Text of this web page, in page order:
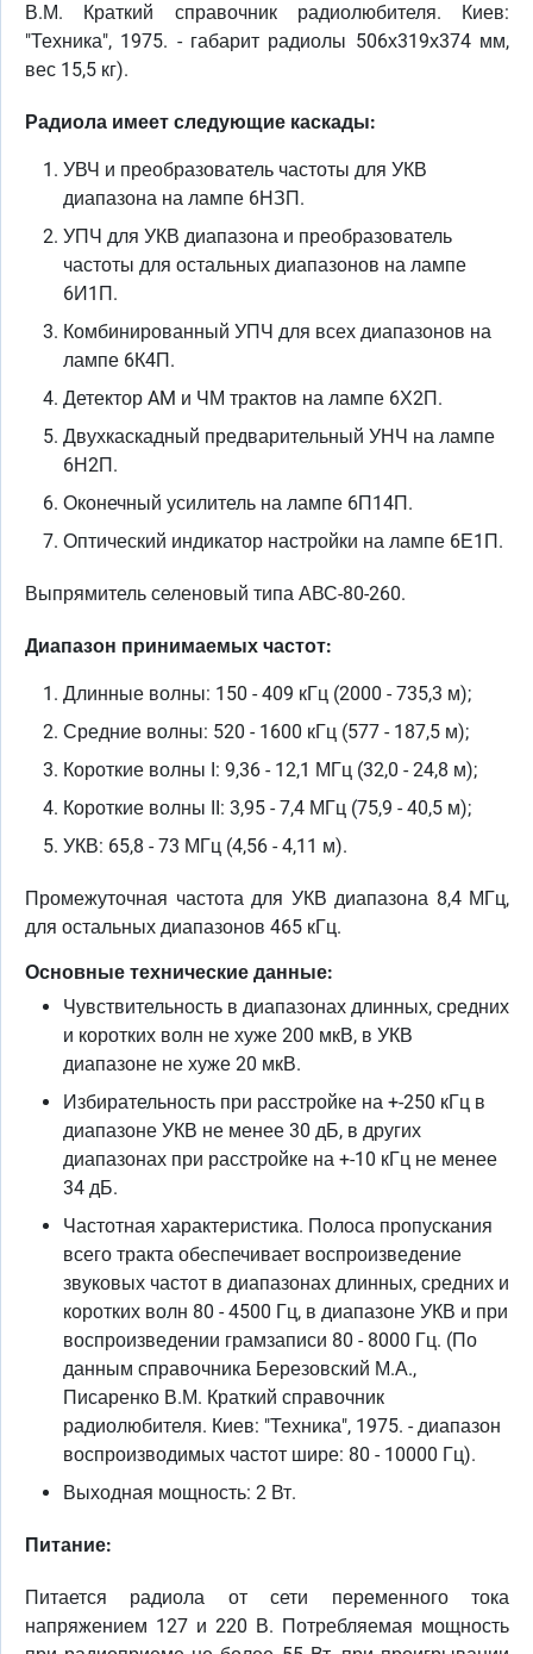
В.М. Краткий справочник радиолюбителя. Киев:
"Техника", 1975. - габарит радиолы 506х319х374 мм,
вес 15,5 кг).
Радиола имеет следующие каскады:
УВЧ и преобразователь частоты для УКВ
диапазона на лампе 6НЗП.
УПЧ для УКВ диапазона и преобразователь
частоты для остальных диапазонов на лампе
6И1П.
Комбинированный УПЧ для всех диапазонов на
лампе 6К4П.
Детектор AM и ЧМ трактов на лампе 6Х2П.
Двухкаскадный предварительный УНЧ на лампе
6Н2П.
Оконечный усилитель на лампе 6П14П.
Оптический индикатор настройки на лампе 6Е1П.
Выпрямитель селеновый типа АВС-80-260.
Диапазон принимаемых частот:
Длинные волны: 150 - 409 кГц (2000 - 735,3 м);
Средние волны: 520 - 1600 кГц (577 - 187,5 м);
Короткие волны I: 9,36 - 12,1 МГц (32,0 - 24,8 м);
Короткие волны II: 3,95 - 7,4 МГц (75,9 - 40,5 м);
УКВ: 65,8 - 73 МГц (4,56 - 4,11 м).
Промежуточная частота для УКВ диапазона 8,4 МГц,
для остальных диапазонов 465 кГц.
Основные технические данные:
Чувствительность в диапазонах длинных, средних
и коротких волн не хуже 200 мкВ, в УКВ
диапазоне не хуже 20 мкВ.
Избирательность при расстройке на +-250 кГц в
диапазоне УКВ не менее 30 дБ, в других
диапазонах при расстройке на +-10 кГц не менее
34 дБ.
Частотная характеристика. Полоса пропускания
всего тракта обеспечивает воспроизведение
звуковых частот в диапазонах длинных, средних и
коротких волн 80 - 4500 Гц, в диапазоне УКВ и при
воспроизведении грамзаписи 80 - 8000 Гц. (По
данным справочника Березовский М.А.,
Писаренко В.М. Краткий справочник
радиолюбителя. Киев: "Техника", 1975. - диапазон
воспроизводимых частот шире: 80 - 10000 Гц).
Выходная мощность: 2 Вт.
Питание:
Питается радиола от сети переменного тока
напряжением 127 и 220 В. Потребляемая мощность